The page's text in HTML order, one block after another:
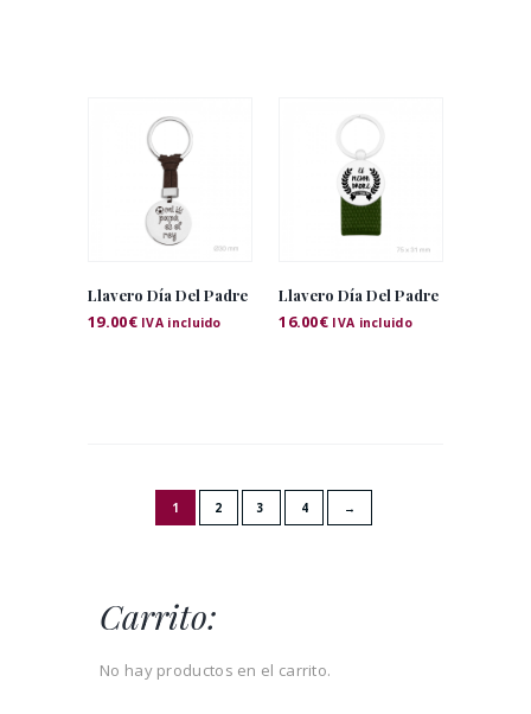
Llavero Día Del Padre
19.00€ IVA incluido
Llavero Día Del Padre
16.00€ IVA incluido
1 2 3 4 →
Carrito:
No hay productos en el carrito.